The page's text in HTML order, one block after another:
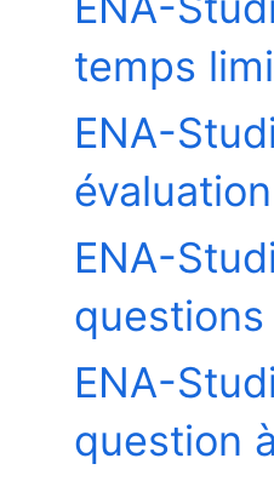
temps
ENA-
ENA-
ENA-
question